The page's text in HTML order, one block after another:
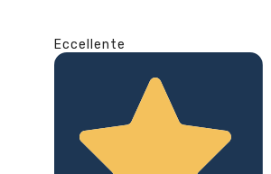
Eccellente